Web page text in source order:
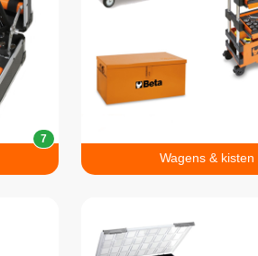
7
Wagens & kisten